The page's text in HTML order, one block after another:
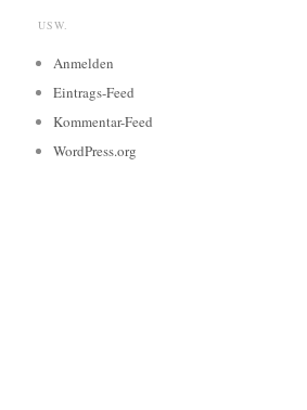
USW.
Anmelden
Eintrags-Feed
Kommentar-Feed
WordPress.org